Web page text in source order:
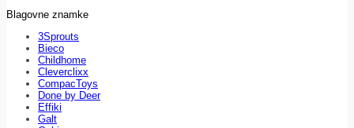
Blagovne znamke
3Sprouts
Bieco
Childhome
Cleverclixx
CompacToys
Done by Deer
Effiki
Galt